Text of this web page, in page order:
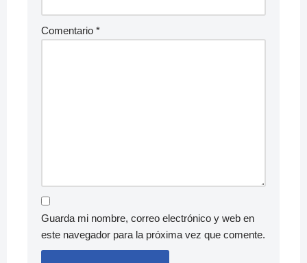
Comentario *
Guarda mi nombre, correo electrónico y web en
este navegador para la próxima vez que comente.